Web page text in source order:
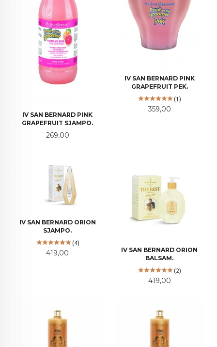
IV SAN BERNARD PINK
GRAPEFRUIT SJAMPO.
Pris
269,00
IV SAN BERNARD PINK
GRAPEFRUIT PEK.
(1)
Pris
359,00
IV SAN BERNARD ORION
SJAMPO.
(4)
Pris
419,00
IV SAN BERNARD ORION
BALSAM.
(2)
Pris
419,00